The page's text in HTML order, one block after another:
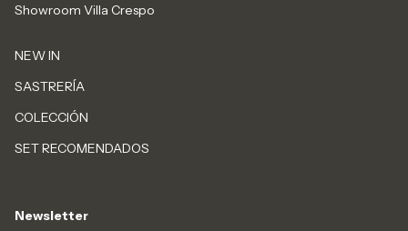
Showroom Villa Crespo
NEW IN
SASTRERÍA
COLECCIÓN
SET RECOMENDADOS
Newsletter